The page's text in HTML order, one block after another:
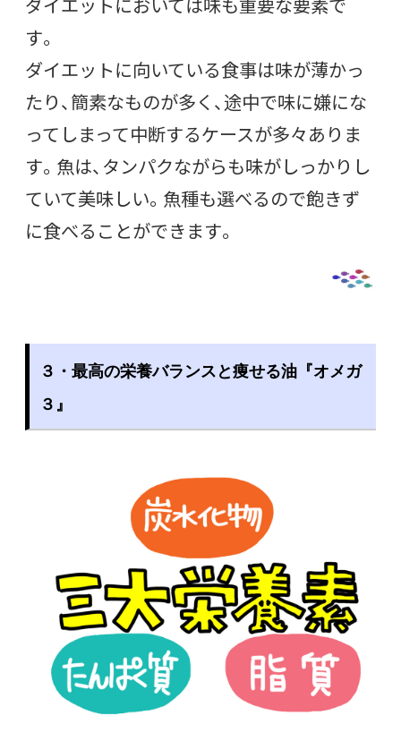
す。
ダイエットに向いている食事は味が薄かっ
たり、簡素なものが多く、途中で味に嫌にな
ってしまって中断するケースが多々ありま
す。魚は、タンパクながらも味がしっかりし
ていて美味しい。魚種も選べるので飽きず
に食べることができます。
３ ・最高の栄養バランスと痩せる油『オメガ
３』